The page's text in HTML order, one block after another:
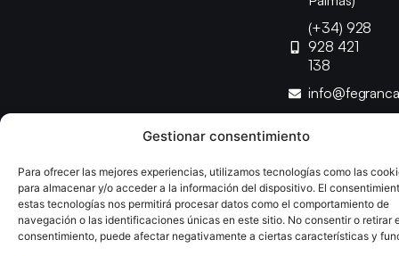
Gestionar consentimiento
Para ofrecer las mejores experiencias, utilizamos tecnologías como las
para almacenar y/o acceder a la información del dispositivo. El
estas tecnologías nos permitirá procesar datos como el comportamiento de
navegación o las identificaciones únicas en este sitio. No consentir o retirar
consentimiento, puede afectar negativamente a ciertas características y
(+34) 928
928 421
138
Desarrollado porTOOOLS
Aviso LegalPolítica de CookiesPolítica de Privacidad
Declaración de AccesibilidadPolítica de Ventas